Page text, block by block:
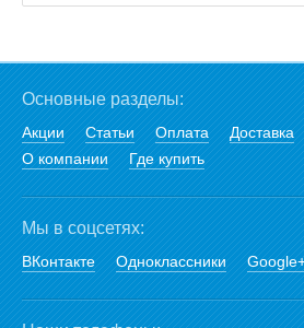
Основные разделы:
Акции Статьи Оплата Доставка
О компании
Где купить
Мы в соцсетях:
ВКонтакте Одноклассники